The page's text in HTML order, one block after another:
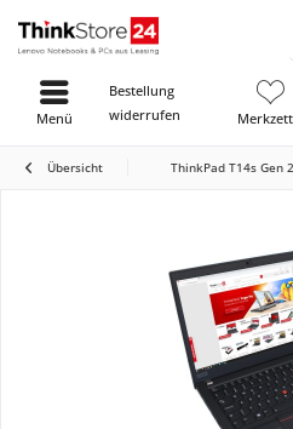
Bestellung
widerrufen
Menü
Übersicht ThinkPad T14s Gen 2